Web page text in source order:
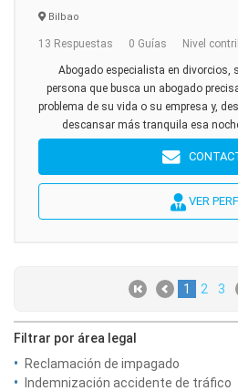
Bilbao
13 Respuestas 0 Guías Nivel
Abogado especialista en divorcios,
persona que busca un abogado
problema de su vida o su empresa y,
descansar más tranquila esa
VER
1 2 3
Filtrar por área legal
Reclamación de impagado
Indemnización accidente de tráfico